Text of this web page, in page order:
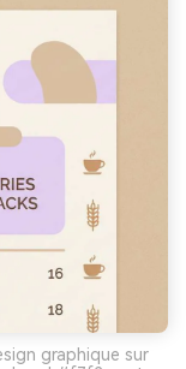
graphique sur